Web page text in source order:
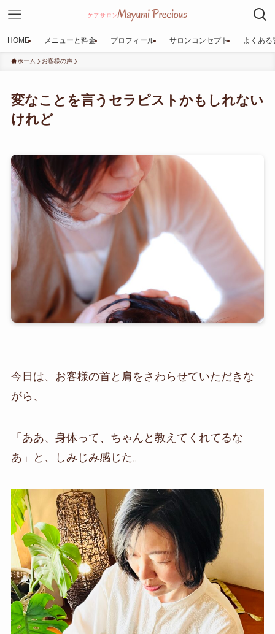
HOME メニューと料金 プロフィール サロンコンセプト よくある
ホーム お客様の声
変なことを言うセラピストかもしれない
けれど
今日は、お客様の首と肩をさわらせていただきな
がら、
「ああ、身体って、ちゃんと教えてくれてるな
あ」と、しみじみ感じた。